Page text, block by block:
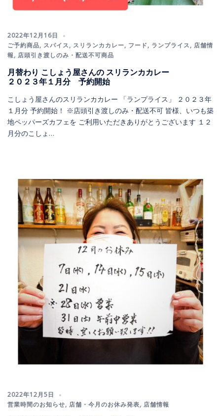
2022年12月16日
ご予約商品, スパイス, スリランカカレー, フード, ランプライス, 店舗情
報, 店頭引き渡しのみ・配送不可商品
月替わり こしょう屋さんの スリランカカレー
２０２３年１月分 予約開始
こしょう屋さんのスリランカカレー 「ランプライス」 ２０２３年
１月分 予約開始！ ※店頭引き渡しのみ・配送不可 皆様、いつも築
地ペッパーズカフェを ご利用いただきありがとうございます １２
月分のこしょ…
2022年12月5日
営業時間のお知らせ, 店舗・今月のお休み発表, 店舗情報